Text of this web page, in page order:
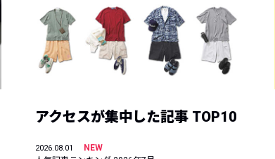
アクセスが集中した記事 TOP10
2026.08.01
NEW